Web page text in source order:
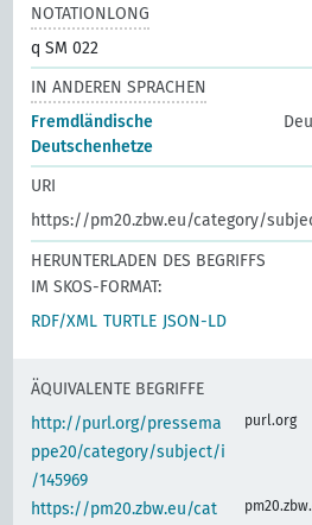
NOTATIONLONG
q SM 022
IN ANDEREN SPRACHEN
Fremdländische
Deutschenhetze
URI
https://pm20.zbw.eu/category/
HERUNTERLADEN DES BEGRIFFS
IM SKOS-FORMAT:
RDF/XML TURTLE JSON-LD
ÄQUIVALENTE BEGRIFFE
http://purl.org/pressema
ppe20/category/subject/i
/145969
purl.org
https://pm20.zbw.eu/cat